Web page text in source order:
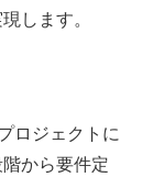
します。
ロジェクトに
から要件定